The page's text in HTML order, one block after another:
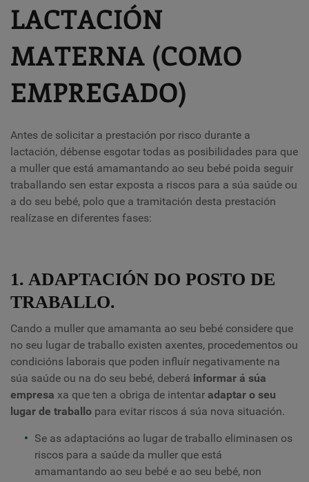
LACTACIÓN
MATERNA (COMO
EMPREGADO)
Antes de solicitar a prestación por risco durante a
lactación, débense esgotar todas as posibilidades para que
a muller que está amamantando ao seu bebé poida seguir
traballando sen estar exposta a riscos para a súa saúde ou
a do seu bebé, polo que a tramitación desta prestación
realízase en diferentes fases:
1. ADAPTACIÓN DO POSTO DE
TRABALLO.
Cando a muller que amamanta ao seu bebé considere que
no seu lugar de traballo existen axentes, procedementos ou
condicións laborais que poden influír negativamente na
súa saúde ou na do seu bebé, deberá informar á súa
empresa xa que ten a obriga de intentar adaptar o seu
lugar de traballo para evitar riscos á súa nova situación.
Se as adaptacións ao lugar de traballo eliminasen os
riscos para a saúde da muller que está
amamantando ao seu bebé e ao seu bebé, non